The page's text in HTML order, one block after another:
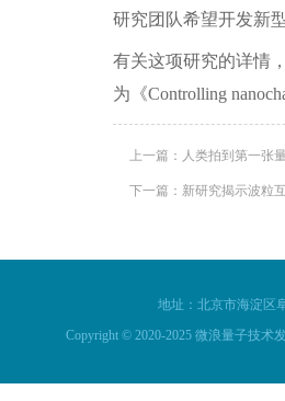
研究团队希望开发新
有关这项研究的详情
为《Controlling
上一篇： 人类拍到第一张
下一篇： 新研究揭示波粒
地址：北京市海淀区
Copyright © 2020-2025 微浪量子技术